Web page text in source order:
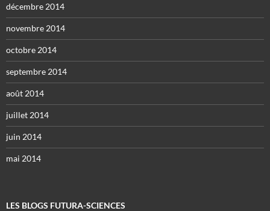
décembre 2014
novembre 2014
octobre 2014
septembre 2014
août 2014
juillet 2014
juin 2014
mai 2014
LES BLOGS FUTURA-SCIENCES